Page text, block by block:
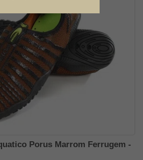
Porus Marrom Ferrugem -